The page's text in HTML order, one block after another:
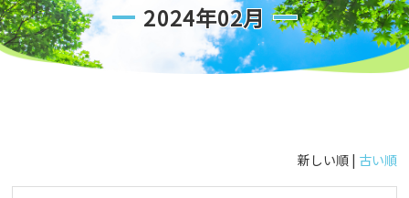
2024年02月
新しい順 | 古い順